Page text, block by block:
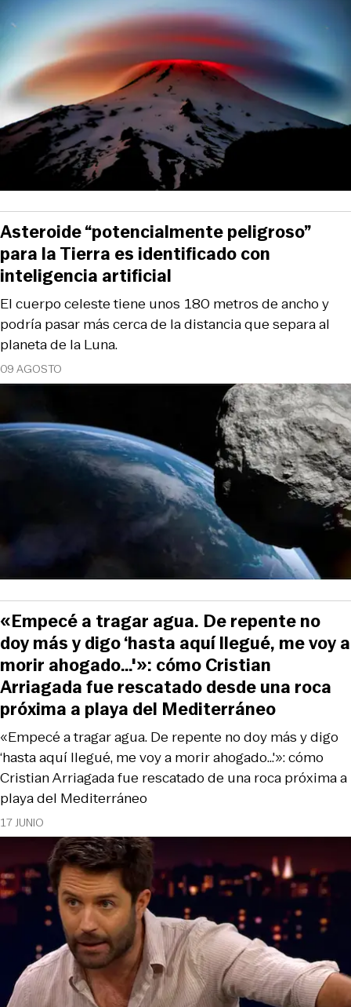
09 AGOSTO
El cuerpo celeste tiene unos 180 metros de ancho y
podría pasar más cerca de la distancia que separa al
planeta de la Luna.
Asteroide “potencialmente peligroso”
para la Tierra es identificado con
inteligencia artificial
17 JUNIO
«Empecé a tragar agua. De repente no doy más y digo
‘hasta aquí llegué, me voy a morir ahogado…'»: cómo
Cristian Arriagada fue rescatado de una roca próxima a
playa del Mediterráneo
«Empecé a tragar agua. De repente no
doy más y digo ‘hasta aquí llegué, me voy a
morir ahogado…'»: cómo Cristian
Arriagada fue rescatado desde una roca
próxima a playa del Mediterráneo